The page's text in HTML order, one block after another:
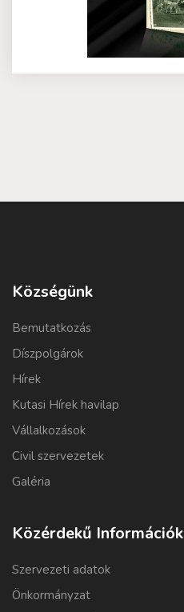
Községünk
Bemutatkozás
Díszpolgárok
Hírek
Kutasi Hírek havilap
Vállalkozások
Civil szervezetek
Galéria
Közérdekű Információk
Szervezeti adatok
Önkormányzat